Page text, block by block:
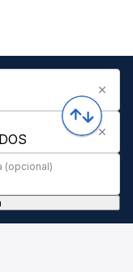
(opcional)